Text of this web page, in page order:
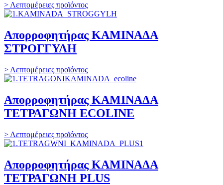
> Λεπτομέρειες προϊόντος
Απορροφητήρας ΚΑΜΙΝΑΔΑ
ΣΤΡΟΓΓΥΛΗ
> Λεπτομέρειες προϊόντος
Απορροφητήρας ΚΑΜΙΝΑΔΑ
ΤΕΤΡΑΓΩΝΗ ECOLINE
> Λεπτομέρειες προϊόντος
Απορροφητήρας ΚΑΜΙΝΑΔΑ
ΤΕΤΡΑΓΩΝΗ PLUS